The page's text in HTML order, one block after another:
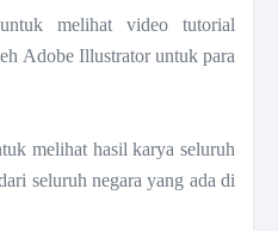
melihat video tutorial
Adobe Illustrator untuk para
melihat hasil karya seluruh
seluruh negara yang ada di